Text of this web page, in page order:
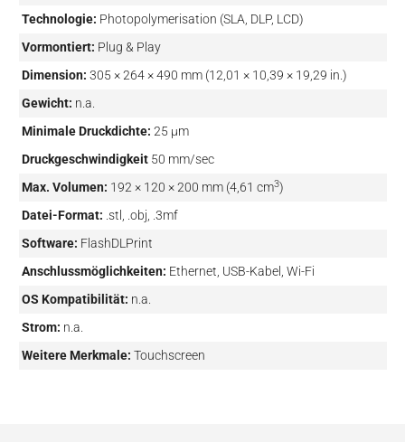
Technologie: Photopolymerisation (SLA, DLP, LCD)
Vormontiert: Plug & Play
Dimension: 305 × 264 × 490 mm (12,01 × 10,39 × 19,29 in.)
Gewicht: n.a.
Minimale Druckdichte: 25 µm
Druckgeschwindigkeit 50 mm/sec
Max. Volumen: 192 × 120 × 200 mm (4,61 cm3)
Datei-Format: .stl, .obj, .3mf
Software: FlashDLPrint
Anschlussmöglichkeiten: Ethernet, USB-Kabel, Wi-Fi
OS Kompatibilität: n.a.
Strom: n.a.
Weitere Merkmale: Touchscreen